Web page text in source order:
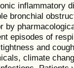
inflammatory
bronchial
by
episodes of
and
climate